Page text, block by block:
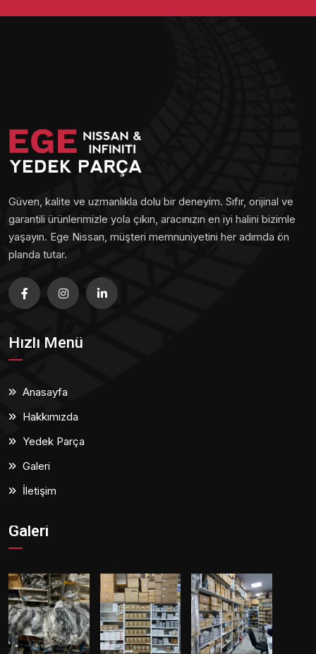
Güven, kalite ve uzmanlıkla dolu bir deneyim. Sıfır, orijinal ve
garantili ürünlerimizle yola çıkın, aracınızın en iyi halini bizimle
yaşayın. Ege Nissan, müşteri memnuniyetini her adımda ön
planda tutar.
Hızlı Menü
Anasayfa
Hakkımızda
Yedek Parça
Galeri
İletişim
Galeri